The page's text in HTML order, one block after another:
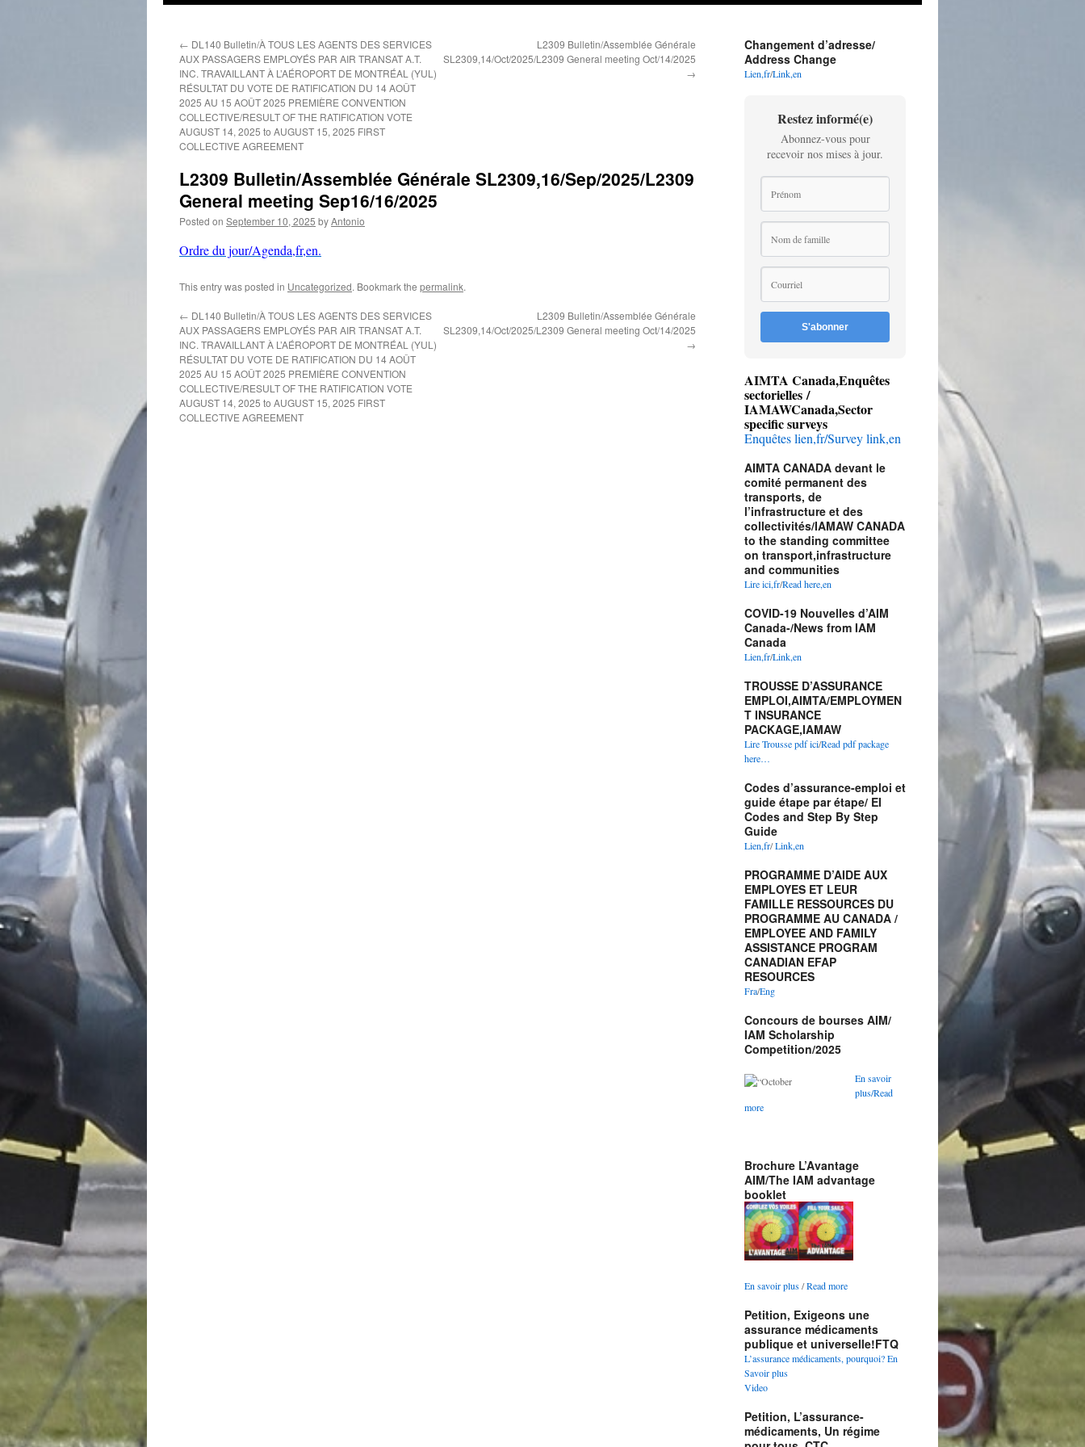
← DL140 Bulletin/À TOUS LES AGENTS DES SERVICES
AUX PASSAGERS EMPLOYÉS PAR AIR TRANSAT A.T.
INC. TRAVAILLANT À L’AÉROPORT DE MONTRÉAL (YUL)
RÉSULTAT DU VOTE DE RATIFICATION DU 14 AOÛT
2025 AU 15 AOÛT 2025 PREMIÈRE CONVENTION
COLLECTIVE/RESULT OF THE RATIFICATION VOTE
AUGUST 14, 2025 to AUGUST 15, 2025 FIRST
COLLECTIVE AGREEMENT
L2309 Bulletin/Assemblée Générale
SL2309,14/Oct/2025/L2309 General meeting Oct/14/2025
→
L2309 Bulletin/Assemblée Générale SL2309,16/Sep/2025/L2309
General meeting Sep16/16/2025
Posted on September 10, 2025 byAntonio
Ordre du jour/Agenda,fr,en.
This entry was posted in Uncategorized. Bookmark the permalink.
← DL140 Bulletin/À TOUS LES AGENTS DES SERVICES
AUX PASSAGERS EMPLOYÉS PAR AIR TRANSAT A.T.
INC. TRAVAILLANT À L’AÉROPORT DE MONTRÉAL (YUL)
RÉSULTAT DU VOTE DE RATIFICATION DU 14 AOÛT
2025 AU 15 AOÛT 2025 PREMIÈRE CONVENTION
COLLECTIVE/RESULT OF THE RATIFICATION VOTE
AUGUST 14, 2025 to AUGUST 15, 2025 FIRST
COLLECTIVE AGREEMENT
L2309 Bulletin/Assemblée Générale
SL2309,14/Oct/2025/L2309 General meeting Oct/14/2025
→
Changement d’adresse/
Address Change
Lien,fr/Link,en
Restez informé(e)
Abonnez-vous pour
recevoir nos mises à jour.
S'abonner
AIMTA Canada,Enquêtes
sectorielles /
IAMAWCanada,Sector
specific surveys
Enquêtes lien,fr/Survey link,en
AIMTA CANADA devant le
comité permanent des
transports, de
l’infrastructure et des
collectivités/IAMAW CANADA
to the standing committee
on transport,infrastructure
and communities
Lire ici,fr/Read here,en
COVID-19 Nouvelles d’AIM
Canada-/News from IAM
Canada
Lien,fr/Link,en
TROUSSE D’ASSURANCE
EMPLOI,AIMTA/EMPLOYMEN
T INSURANCE
PACKAGE,IAMAW
Lire Trousse pdf ici/Read pdf package
here…
Codes d’assurance-emploi et
guide étape par étape/ EI
Codes and Step By Step
Guide
Lien,fr/Link,en
PROGRAMME D’AIDE AUX
EMPLOYES ET LEUR
FAMILLE RESSOURCES DU
PROGRAMME AU CANADA /
EMPLOYEE AND FAMILY
ASSISTANCE PROGRAM
CANADIAN EFAP
RESOURCES
Fra/Eng
Concours de bourses AIM/
IAM Scholarship
Competition/2025
En savoir
plus/Read
more
Brochure L’Avantage
AIM/The IAM advantage
booklet
En savoir plus/Read more
Petition, Exigeons une
assurance médicaments
publique et universelle!FTQ
L’assurance médicaments, pourquoi? En
Savoir plus
Video
Petition, L’assurance-
médicaments, Un régime